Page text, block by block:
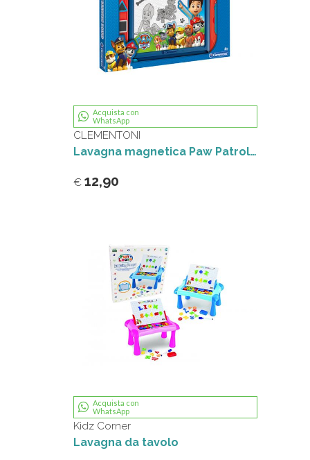
Acquista con
WhatsApp
CLEMENTONI
Lavagna magnetica Paw Patrol Clementoni
€ 12,90
Acquista con
WhatsApp
Kidz Corner
Lavagna da tavolo